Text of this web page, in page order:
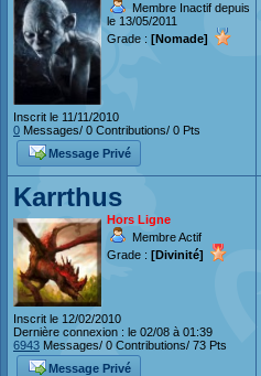
Membre Inactif depuis
le 13/05/2011
Grade : [Nomade]
Inscrit le 11/11/2010
0 Messages/ 0 Contributions/ 0 Pts
Message Privé
Karrthus
Hors Ligne
Membre Actif
Grade : [Divinité]
Inscrit le 12/02/2010
Dernière connexion : le 02/08 à 01:39
6943 Messages/ 0 Contributions/ 73 Pts
Message Privé